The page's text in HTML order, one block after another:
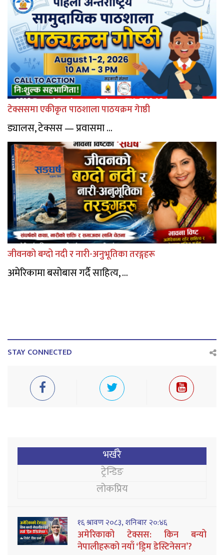
टेक्ससमा एकीकृत पाठशाला पाठयक्रम गेाष्ठी
ड्यालस, टेक्सस — प्रवासमा ...
जीवनको बग्दो नदी र नारी-अनुभूतिका तरङ्गहरू
अमेरिकामा बसोबास गर्दै साहित्य, ...
STAY CONNECTED
भर्खरै
ट्रेन्डिङ
लोकप्रिय
१६ श्रावण २०८३, शनिबार २०:४६
अमेरिकाको टेक्सस: किन बन्यो
नेपालीहरूको नयाँ ‘ड्रिम डेस्टिनेसन’?